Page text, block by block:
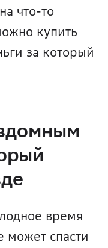
что-то
купить
за который
время
может спасти